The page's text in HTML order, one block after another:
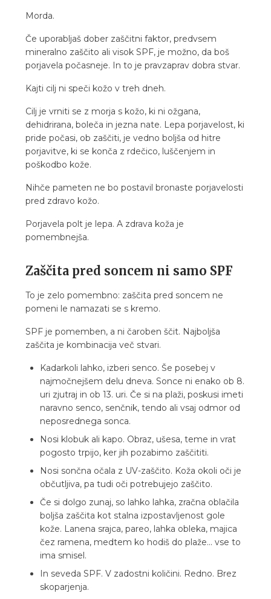
Morda.
Če uporabljaš dober zaščitni faktor, predvsem
mineralno zaščito ali visok SPF, je možno, da boš
porjavela počasneje. In to je pravzaprav dobra stvar.
Kajti cilj ni speči kožo v treh dneh.
Cilj je vrniti se z morja s kožo, ki ni ožgana,
dehidrirana, boleča in jezna nate. Lepa porjavelost, ki
pride počasi, ob zaščiti, je vedno boljša od hitre
porjavitve, ki se konča z rdečico, luščenjem in
poškodbo kože.
Nihče pameten ne bo postavil bronaste porjavelosti
pred zdravo kožo.
Porjavela polt je lepa. A zdrava koža je
pomembnejša.
Zaščita pred soncem ni samo SPF
To je zelo pomembno: zaščita pred soncem ne
pomeni le namazati se s kremo.
SPF je pomemben, a ni čaroben ščit. Najboljša
zaščita je kombinacija več stvari.
Kadarkoli lahko, izberi senco. Še posebej v
najmočnejšem delu dneva. Sonce ni enako ob 8.
uri zjutraj in ob 13. uri. Če si na plaži, poskusi imeti
naravno senco, senčnik, tendo ali vsaj odmor od
neposrednega sonca.
Nosi klobuk ali kapo. Obraz, ušesa, teme in vrat
pogosto trpijo, ker jih pozabimo zaščititi.
Nosi sončna očala z UV-zaščito. Koža okoli oči je
občutljiva, pa tudi oči potrebujejo zaščito.
Če si dolgo zunaj, so lahko lahka, zračna oblačila
boljša zaščita kot stalna izpostavljenost gole
kože. Lanena srajca, pareo, lahka obleka, majica
čez ramena, medtem ko hodiš do plaže... vse to
ima smisel.
In seveda SPF. V zadostni količini. Redno. Brez
skoparjenja.